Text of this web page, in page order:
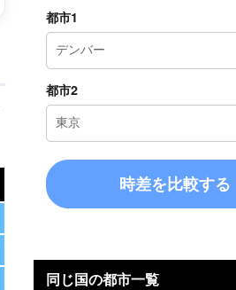
都市1
都市2
時差を比較する
同じ国の都市一覧